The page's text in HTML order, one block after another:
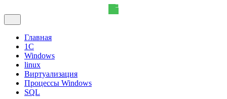
Главная
1С
Windows
linux
Виртуализация
Процессы Windows
SQL